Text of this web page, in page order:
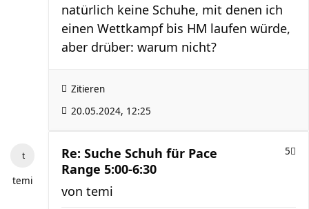
natürlich keine Schuhe, mit denen ich
einen Wettkampf bis HM laufen würde,
aber drüber: warum nicht?
Zitieren
20.05.2024, 12:25
temi
Re: Suche Schuh für Pace
Range 5:00-6:30
5
von temi